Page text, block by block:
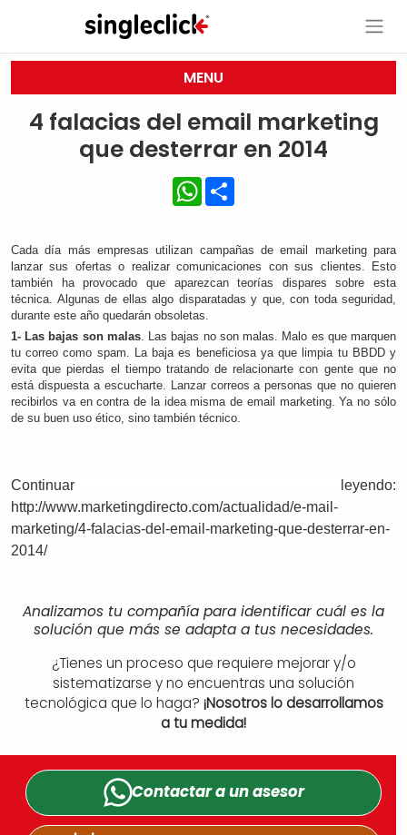
MENU
4 falacias del email marketing
que desterrar en 2014
WhatsApp
Cada día más empresas utilizan campañas de email marketing para
lanzar sus ofertas o realizar comunicaciones con sus clientes. Esto
también ha provocado que aparezcan teorías dispares sobre esta
técnica. Algunas de ellas algo disparatadas y que, con toda seguridad,
durante este año quedarán obsoletas.
1- Las bajas son malas. Las bajas no son malas. Malo es que marquen
tu correo como spam. La baja es beneficiosa ya que limpia tu BBDD y
evita que pierdas el tiempo tratando de relacionarte con gente que no
está dispuesta a escucharte. Lanzar correos a personas que no quieren
recibirlos va en contra de la idea misma de email marketing. Ya no sólo
de su buen uso ético, sino también técnico.
Continuar leyendo:
http://www.marketingdirecto.com/actualidad/e-mail-
marketing/4-falacias-del-email-marketing-que-desterrar-en-
2014/
Analizamos tu compañía para identificar cuál es la
solución que más se adapta a tus necesidades.
¿Tienes un proceso que requiere mejorar y/o
sistematizarse y no encuentras una solución
tecnológica que lo haga? ¡Nosotros lo desarrollamos
a tu medida!
Contactar a unasesor